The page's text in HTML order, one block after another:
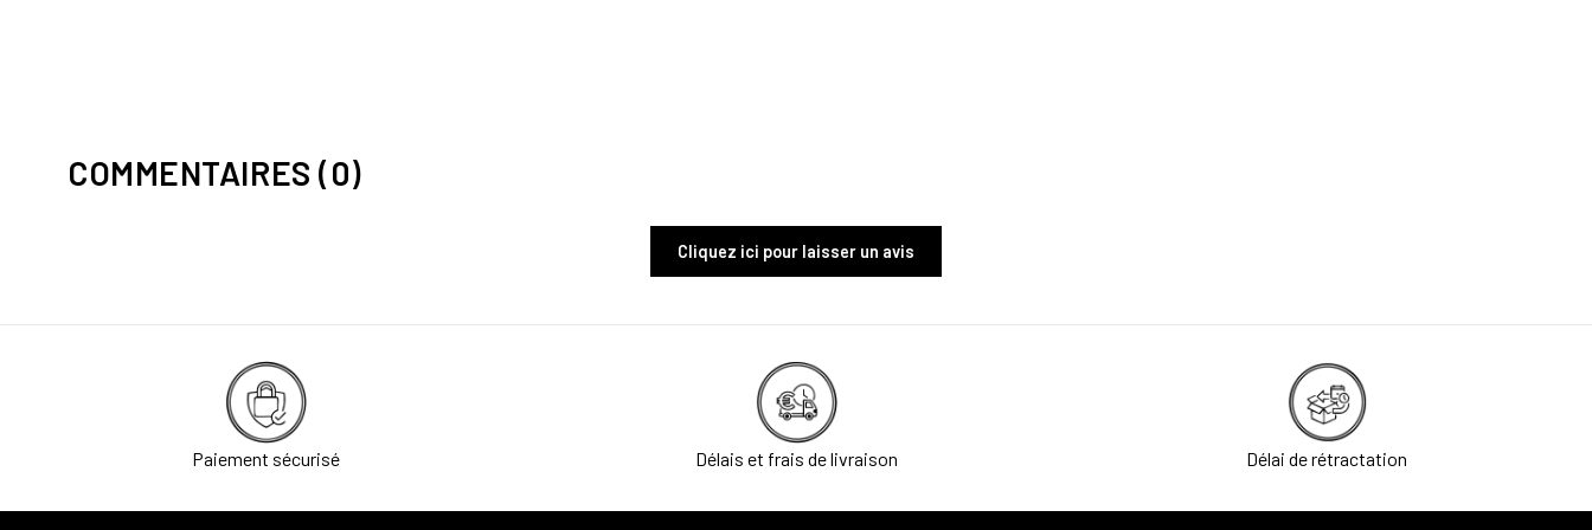
COMMENTAIRES (0)
Cliquez ici pour laisser un avis
Paiement sécurisé Délais et frais de livraison Délai de rétractation